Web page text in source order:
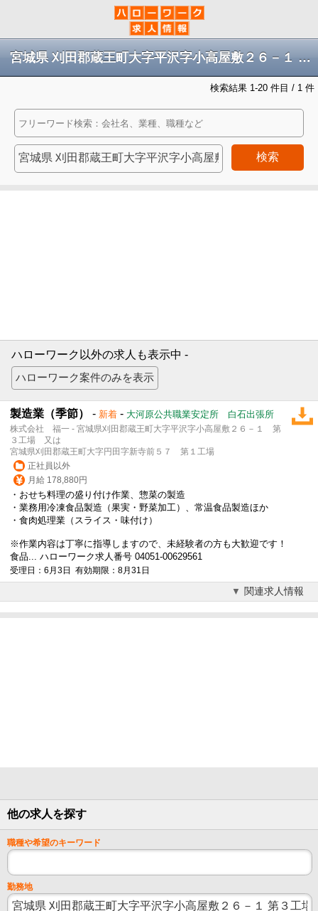
宮城県 刈田郡蔵王町大字平沢字小高屋敷２６－１ 第３工場 又はの求人
検索結果 1-20 件目 / 1 件
検索
ハローワーク以外の求人も表示中 -
製造業（季節） - 新着 - 大河原公共職業安定所 白石出張所
株式会社 福一 - 宮城県刈田郡蔵王町大字平沢字小高屋敷２６－１ 第
３工場 又は
宮城県刈田郡蔵王町大字円田字新寺前５７ 第１工場
正社員以外
月給 178,880円
・おせち料理の盛り付け作業、惣菜の製造
・業務用冷凍食品製造（果実・野菜加工）、常温食品製造ほか
・食肉処理業（スライス・味付け）
※作業内容は丁寧に指導しますので、未経験者の方も大歓迎です！
食品... ハローワーク求人番号 04051-00629561
受理日：6月3日 有効期限：8月31日
関連求人情報
他の求人を探す
職種や希望のキーワード
勤務地